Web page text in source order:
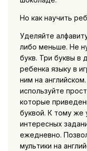
Но как научить
Уделяйте
либо меньше. Не
букв. Три буквы в
ребенка языку в
ним на
используйте
которые
буквой. К тому же
интересных
ежедневно.
мультики на